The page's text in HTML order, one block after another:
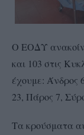
Ο ΕΟΔΥ
και 103 στις
έχουμε: Άνδρος
23, Πάρος 7,
Τα κρούσματα